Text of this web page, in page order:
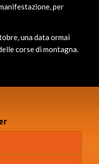
per
una data ormai
corse di montagna.